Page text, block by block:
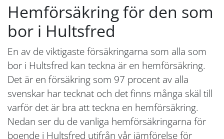
Hemförsäkring för den som
bor i Hultsfred
En av de viktigaste försäkringarna som alla som
bor i Hultsfred kan teckna är en hemförsäkring.
Det är en försäkring som 97 procent av alla
svenskar har tecknat och det finns många skäl till
varför det är bra att teckna en hemförsäkring.
Nedan ser du de vanliga hemförsäkringarna för
boende i Hultsfred utifrån vår jämförelse för